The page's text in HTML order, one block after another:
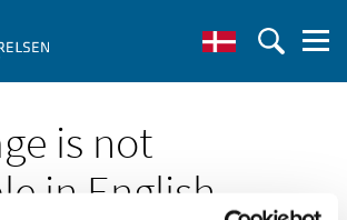
is not
in English